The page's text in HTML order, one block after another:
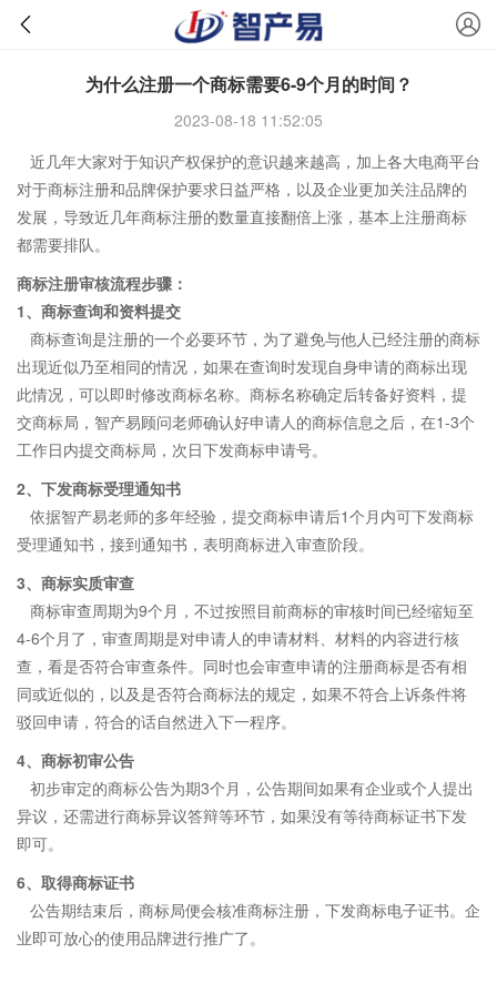
为什么注册一个商标需要6-9个月的时间？
2023-08-18 11:52:05
近几年大家对于知识产权保护的意识越来越高，加上各大电商平台
对于商标注册和品牌保护要求日益严格，以及企业更加关注品牌的
发展，导致近几年商标注册的数量直接翻倍上涨，基本上注册商标
都需要排队。
商标注册审核流程步骤：
1、 商标查询和资料提交
商标查询是注册的一个必要环节，为了避免与他人已经注册的商标
出现近似乃至相同的情况，如果在查询时发现自身申请的商标出现
此情况，可以即时修改商标名称。商标名称确定后转备好资料，提
交商标局，智产易顾问老师确认好申请人的商标信息之后，在1-3个
工作日内提交商标局，次日下发商标申请号。
2、 下发商标受理通知书
依据智产易老师的多年经验，提交商标申请后1个月内可下发商标
受理通知书，接到通知书，表明商标进入审查阶段。
3、 商标实质审查
商标审查周期为9个月，不过按照目前商标的审核时间已经缩短至
4-6个月了，审查周期是对申请人的申请材料、材料的内容进行核
查，看是否符合审查条件。同时也会审查申请的注册商标是否有相
同或近似的，以及是否符合商标法的规定，如果不符合上诉条件将
驳回申请，符合的话自然进入下一程序。
4、 商标初审公告
初步审定的商标公告为期3个月，公告期间如果有企业或个人提出
异议，还需进行商标异议答辩等环节，如果没有等待商标证书下发
即可。
6、 取得商标证书
公告期结束后，商标局便会核准商标注册，下发商标电子证书。企
业即可放心的使用品牌进行推广了。